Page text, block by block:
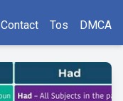
Contact Tos DMCA